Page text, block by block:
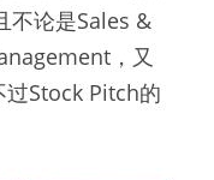
不论是Sales &
，又
Stock Pitch的